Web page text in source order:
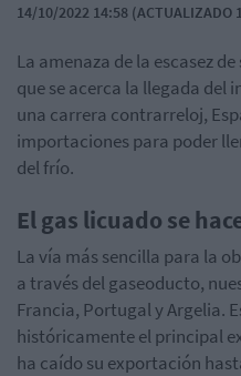
14/10/2022 14:58 (ACTUALIZADO
La amenaza de la escasez
que se acerca la llegada del
una carrera contrarreloj,
importaciones para poder
del frío.
El gas licuado se
La vía más sencilla para la
a través del gaseoducto,
Francia, Portugal y Argelia.
históricamente el principal
ha caído su exportación